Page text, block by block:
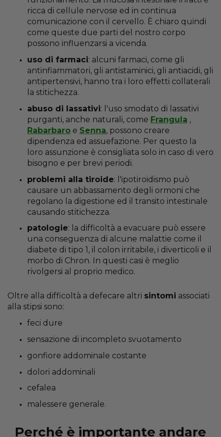
ricca di cellule nervose ed in continua
comunicazione con il cervello. È chiaro quindi
come queste due parti del nostro corpo
possono influenzarsi a vicenda.
uso di farmaci: alcuni farmaci, come gli
antinfiammatori, gli antistaminici, gli antiacidi, gli
antipertensivi, hanno tra i loro effetti collaterali
la stitichezza.
abuso di lassativi: l'uso smodato di lassativi
purganti, anche naturali, come Frangula ,
Rabarbaro e Senna, possono creare
dipendenza ed assuefazione. Per questo la
loro assunzione è consigliata solo in caso di vero
bisogno e per brevi periodi.
problemi alla tiroide: l'ipotiroidismo può
causare un abbassamento degli ormoni che
regolano la digestione ed il transito intestinale
causando stitichezza.
patologie: la difficoltà a evacuare può essere
una conseguenza di alcune malattie come il
diabete di tipo 1, il colon irritabile, i diverticoli e il
morbo di Chron. In questi casi è meglio
rivolgersi al proprio medico.
Oltre alla difficoltà a defecare altri sintomi associati
alla stipsi sono:
feci dure
sensazione di incompleto svuotamento
gonfiore addominale costante
dolori addominali
cefalea
malessere generale.
Perché è importante andare